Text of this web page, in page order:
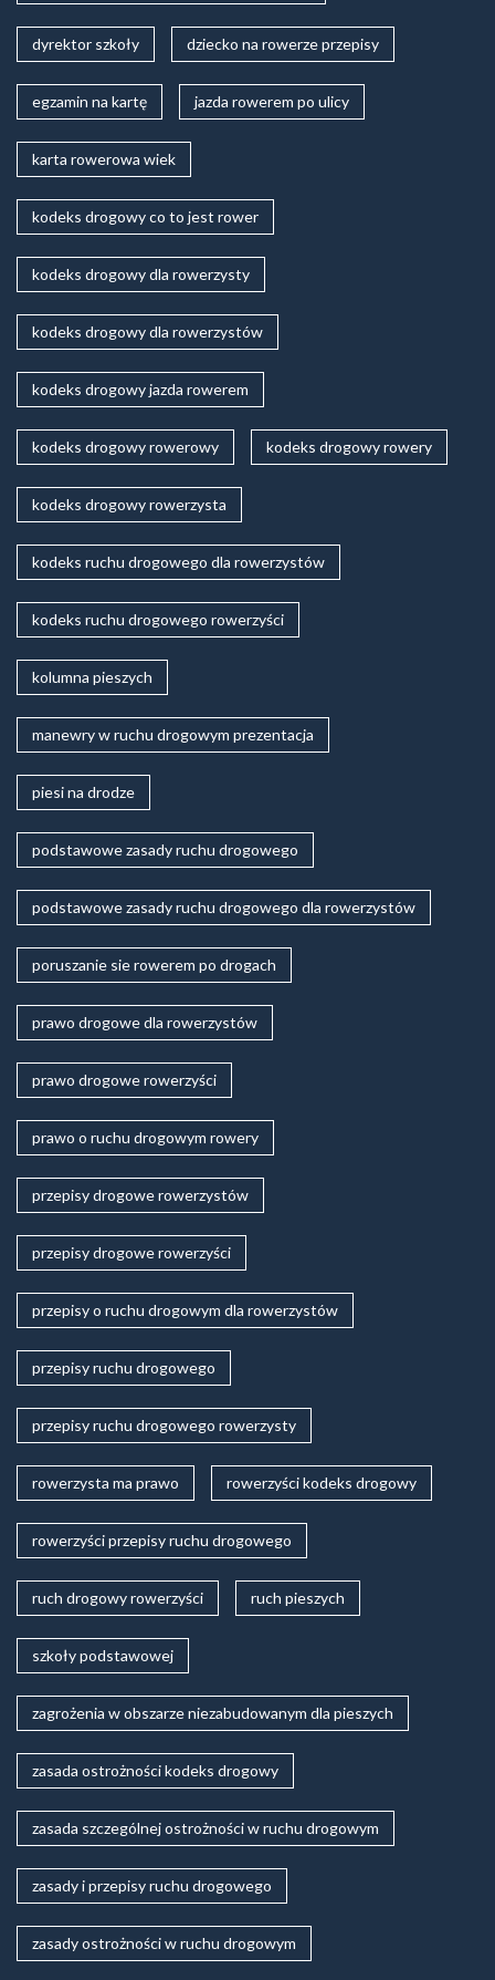
dyrektor szkoły dziecko na rowerze przepisy
egzamin na kartę jazda rowerem po ulicy
karta rowerowa wiek
kodeks drogowy co to jest rower
kodeks drogowy dla rowerzysty
kodeks drogowy dla rowerzystów
kodeks drogowy jazda rowerem
kodeks drogowy rowerowy kodeks drogowy rowery
kodeks drogowy rowerzysta
kodeks ruchu drogowego dla rowerzystów
kodeks ruchu drogowego rowerzyści
kolumna pieszych
manewry w ruchu drogowym prezentacja
piesi na drodze
podstawowe zasady ruchu drogowego
podstawowe zasady ruchu drogowego dla rowerzystów
poruszanie sie rowerem po drogach
prawo drogowe dla rowerzystów
prawo drogowe rowerzyści
prawo o ruchu drogowym rowery
przepisy drogowe rowerzystów
przepisy drogowe rowerzyści
przepisy o ruchu drogowym dla rowerzystów
przepisy ruchu drogowego
przepisy ruchu drogowego rowerzysty
rowerzysta ma prawo rowerzyści kodeks drogowy
rowerzyści przepisy ruchu drogowego
ruch drogowy rowerzyści ruch pieszych
szkoły podstawowej
zagrożenia w obszarze niezabudowanym dla pieszych
zasada ostrożności kodeks drogowy
zasada szczególnej ostrożności w ruchu drogowym
zasady i przepisy ruchu drogowego
zasady ostrożności w ruchu drogowym